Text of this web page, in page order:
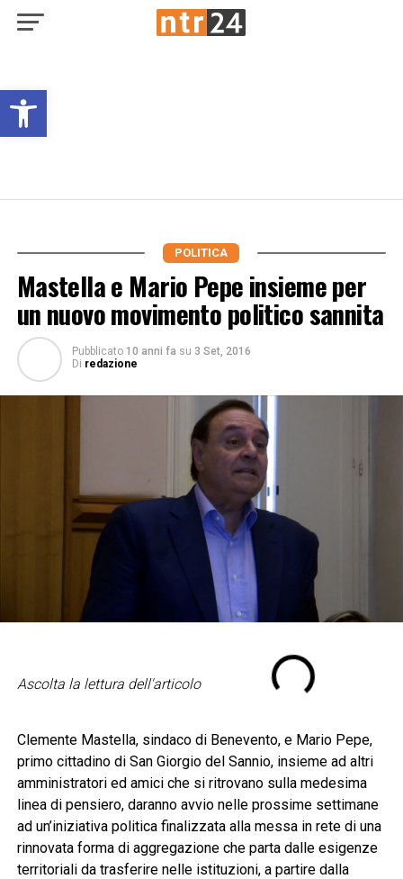
Open toolbar
POLITICA
Mastella e Mario Pepe insieme per
un nuovo movimento politico sannita
Pubblicato 10 anni fa su 3 Set, 2016
Di redazione
Ascolta la lettura dell'articolo
Clemente Mastella, sindaco di Benevento, e Mario Pepe,
primo cittadino di San Giorgio del Sannio, insieme ad altri
amministratori ed amici che si ritrovano sulla medesima
linea di pensiero, daranno avvio nelle prossime settimane
ad un’iniziativa politica finalizzata alla messa in rete di una
rinnovata forma di aggregazione che parta dalle esigenze
territoriali da trasferire nelle istituzioni, a partire dalla